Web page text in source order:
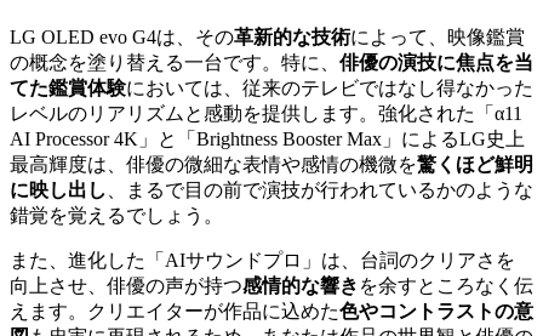
LG OLED evo G4は、その革新的な技術によって、映像鑑賞
の概念を塗り替える一台です。特に、 俳優の演技に焦点を当
てた鑑賞体験においては、従来のテレビではなし得なかった
レベルのリアリズムと感動を提供します。強化された「α11
AI Processor 4K」と「Brightness Booster Max」によるLG史上
最高輝度は、俳優の微細な表情や感情の機微を驚くほど鮮明
に映し出し 、まるで目の前で演技が行われているかのような
錯覚を覚えるでしょう。
また、進化した「AIサウンドプロ」は、台詞のクリアさを
向上させ、俳優の声が持つ感情的な響き を余すところなく伝
えます。クリエイターが作品に込めた色やコントラストの意